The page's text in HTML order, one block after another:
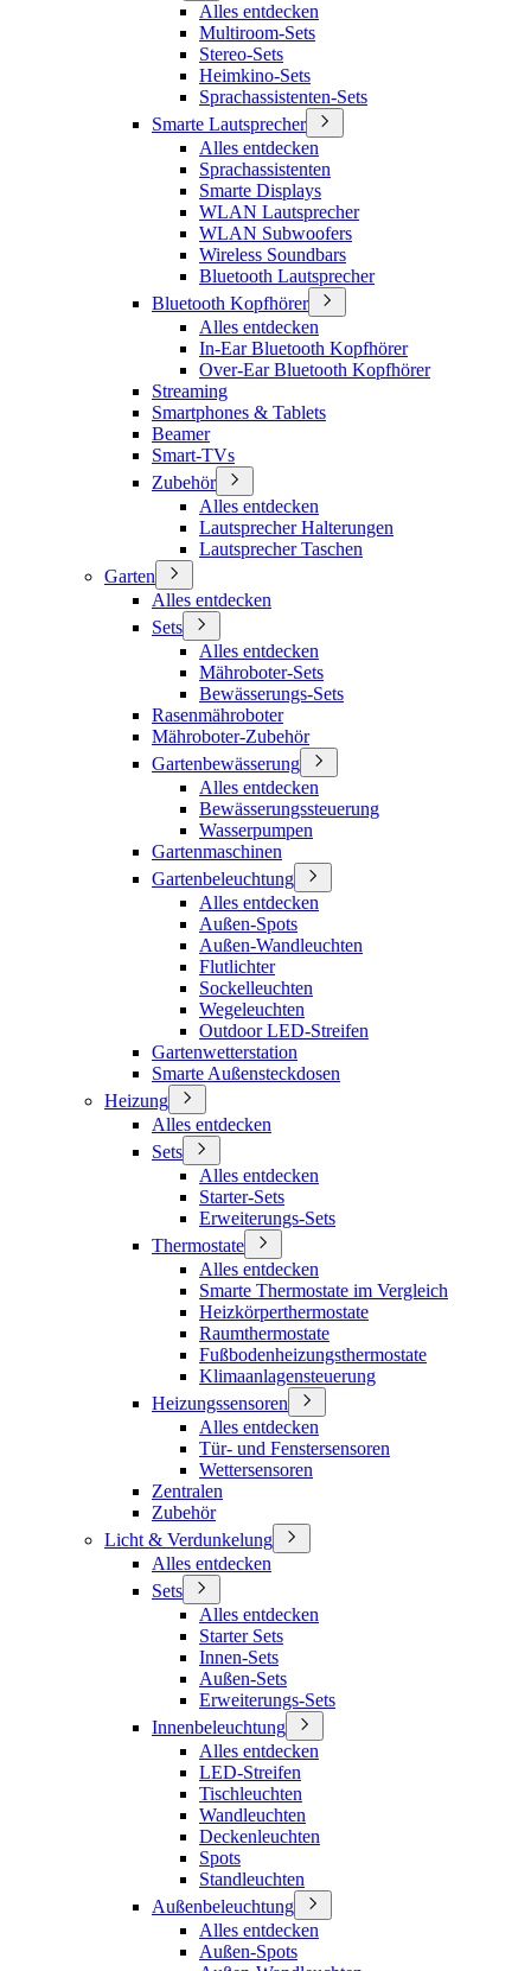
Alles entdecken
Multiroom-Sets
Stereo-Sets
Heimkino-Sets
Sprachassistenten-Sets
Smarte Lautsprecher
Alles entdecken
Sprachassistenten
Smarte Displays
WLAN Lautsprecher
WLAN Subwoofers
Wireless Soundbars
Bluetooth Lautsprecher
Bluetooth Kopfhörer
Alles entdecken
In-Ear Bluetooth Kopfhörer
Over-Ear Bluetooth Kopfhörer
Streaming
Smartphones & Tablets
Beamer
Smart-TVs
Zubehör
Alles entdecken
Lautsprecher Halterungen
Lautsprecher Taschen
Garten
Alles entdecken
Sets
Alles entdecken
Mähroboter-Sets
Bewässerungs-Sets
Rasenmähroboter
Mähroboter-Zubehör
Gartenbewässerung
Alles entdecken
Bewässerungssteuerung
Wasserpumpen
Gartenmaschinen
Gartenbeleuchtung
Alles entdecken
Außen-Spots
Außen-Wandleuchten
Flutlichter
Sockelleuchten
Wegeleuchten
Outdoor LED-Streifen
Gartenwetterstation
Smarte Außensteckdosen
Heizung
Alles entdecken
Sets
Alles entdecken
Starter-Sets
Erweiterungs-Sets
Thermostate
Alles entdecken
Smarte Thermostate im Vergleich
Heizkörperthermostate
Raumthermostate
Fußbodenheizungsthermostate
Klimaanlagensteuerung
Heizungssensoren
Alles entdecken
Tür- und Fenstersensoren
Wettersensoren
Zentralen
Zubehör
Licht & Verdunkelung
Alles entdecken
Sets
Alles entdecken
Starter Sets
Innen-Sets
Außen-Sets
Erweiterungs-Sets
Innenbeleuchtung
Alles entdecken
LED-Streifen
Tischleuchten
Wandleuchten
Deckenleuchten
Spots
Standleuchten
Außenbeleuchtung
Alles entdecken
Außen-Spots